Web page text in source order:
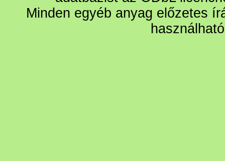
Minden egyéb anyag előzetes